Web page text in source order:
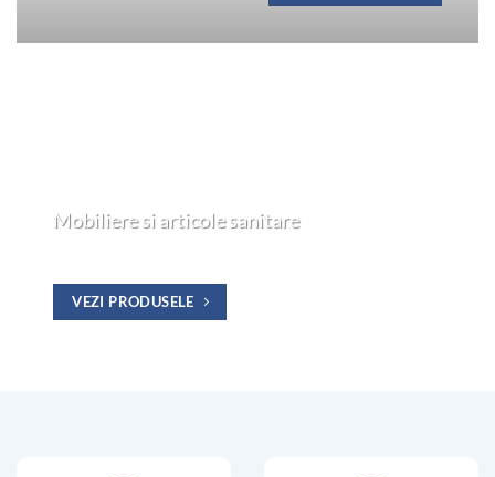
Mobiliere si articole sanitare
VEZI PRODUSELE